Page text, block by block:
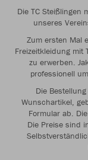
Die TC Steißlingen
unseres
Zum ersten Mal
Freizeitkleidung mit
zu erwerben.
professionell
Die
Wunschartikel,
Formular ab.
Die Preise sind